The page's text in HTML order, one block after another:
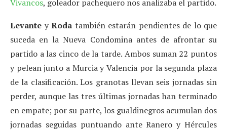
Vivancos, goleador pachequero nos analizaba el partido.
Levante yRoda también estarán pendientes de lo que
suceda en la Nueva Condomina antes de afrontar su
partido a las cinco de la tarde. Ambos suman 22 puntos
y pelean junto a Murcia y Valencia por la segunda plaza
de la clasificación. Los granotas llevan seis jornadas sin
perder, aunque las tres últimas jornadas han terminado
en empate; por su parte, los gualdinegros acumulan dos
jornadas seguidas puntuando ante Ranero y Hércules